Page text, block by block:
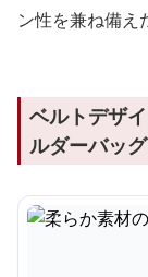
ン性を兼ね備え
ベルトデザ
ルダーバッグ